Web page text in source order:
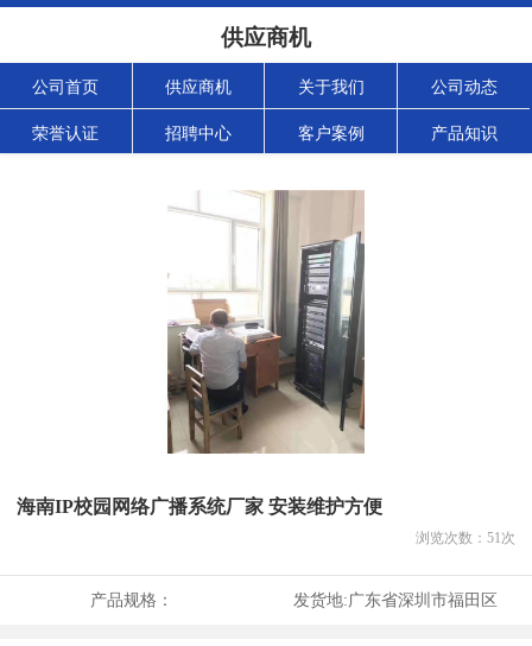
供应商机
公司首页 供应商机 关于我们 公司动态
荣誉认证 招聘中心 客户案例 产品知识
海南IP校园网络广播系统厂家 安装维护方便
浏览次数： 51次
产品规格： 发货地:广东省深圳市福田区